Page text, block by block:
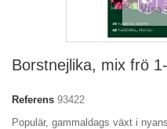
Visa
Borstnejlika, mix frö
Referens 93422
Populär, gammaldags växt i